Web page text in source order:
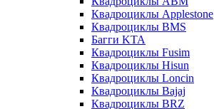
Квадроциклы Applestone
Квадроциклы BMS
Багги KTA
Квадроциклы Fusim
Квадроциклы Hisun
Квадроциклы Loncin
Квадроциклы Bajaj
Квадроциклы BRZ